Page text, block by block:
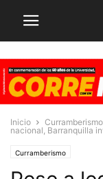
Inicio Curramberismo
nacional, Barranquilla
Curramberismo